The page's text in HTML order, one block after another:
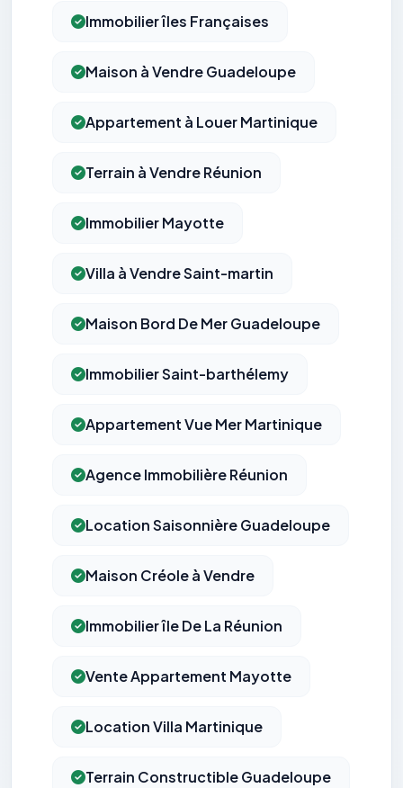
Immobilier îles Françaises
Maison à Vendre Guadeloupe
Appartement à Louer Martinique
Terrain à Vendre Réunion
Immobilier Mayotte
Villa à Vendre Saint-martin
Maison Bord De Mer Guadeloupe
Immobilier Saint-barthélemy
Appartement Vue Mer Martinique
Agence Immobilière Réunion
Location Saisonnière Guadeloupe
Maison Créole à Vendre
Immobilier île De La Réunion
Vente Appartement Mayotte
Location Villa Martinique
Terrain Constructible Guadeloupe